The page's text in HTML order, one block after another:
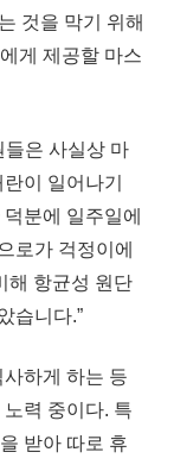
것을 막기 위해
게 제공할 마스
들은 사실상 마
이 일어나기
분에 일주일에
로가 걱정이에
해 항균성 원단
습니다.”
하게 하는 등
력 중이다. 특
받아 따로 휴